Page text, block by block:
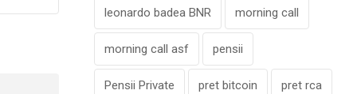
leonardo badea BNR morning call
morning call asf pensii
Pensii Private pret bitcoin pret rca